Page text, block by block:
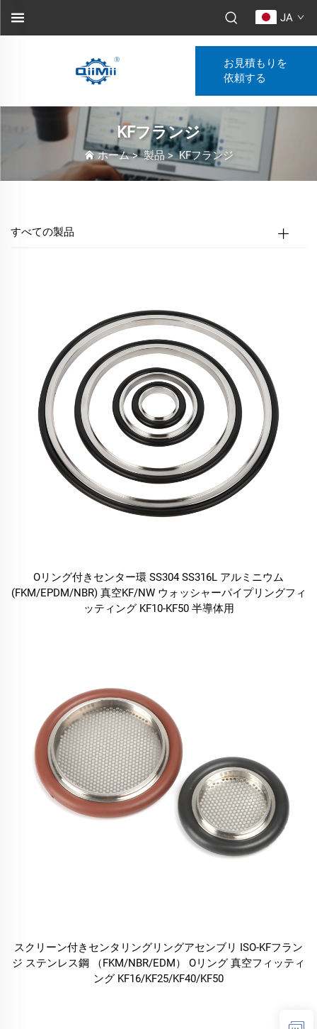
JA
お見積もりを
依頼する
KFフランジ
ホーム>製品>KFフランジ
すべての製品
Oリング付きセンター環 SS304 SS316L アルミニウム
(FKM/EPDM/NBR) 真空KF/NW ウォッシャーパイプリングフィ
ッティング KF10-KF50 半導体用
スクリーン付きセンタリングリングアセンブリ ISO-KFフラン
ジ ステンレス鋼 （FKM/NBR/EDM） Oリング 真空フィッティ
ング KF16/KF25/KF40/KF50